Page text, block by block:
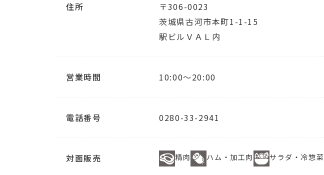
住所
〒306-0023
茨城県古河市本町1-1-15
駅ビルＶＡＬ内
営業時間 10:00～20:00
電話番号 0280-33-2941
対面販売 精肉 ハム・加工肉 サラダ・冷惣菜